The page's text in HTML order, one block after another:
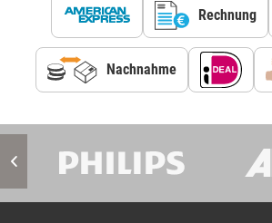
Rechnung
Nachnahme